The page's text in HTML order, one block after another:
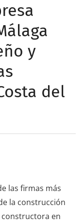
y
del
las firmas más
la construcción
constructora en